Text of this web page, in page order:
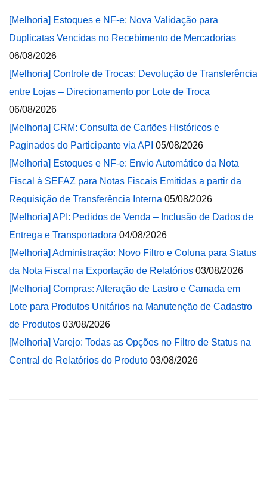
[Melhoria] Estoques e NF-e: Nova Validação para
Duplicatas Vencidas no Recebimento de Mercadorias
06/08/2026
[Melhoria] Controle de Trocas: Devolução de Transferência
entre Lojas – Direcionamento por Lote de Troca
06/08/2026
[Melhoria] CRM: Consulta de Cartões Históricos e
Paginados do Participante via API 05/08/2026
[Melhoria] Estoques e NF-e: Envio Automático da Nota
Fiscal à SEFAZ para Notas Fiscais Emitidas a partir da
Requisição de Transferência Interna 05/08/2026
[Melhoria] API: Pedidos de Venda – Inclusão de Dados de
Entrega e Transportadora 04/08/2026
[Melhoria] Administração: Novo Filtro e Coluna para Status
da Nota Fiscal na Exportação de Relatórios 03/08/2026
[Melhoria] Compras: Alteração de Lastro e Camada em
Lote para Produtos Unitários na Manutenção de Cadastro
de Produtos 03/08/2026
[Melhoria] Varejo: Todas as Opções no Filtro de Status na
Central de Relatórios do Produto 03/08/2026